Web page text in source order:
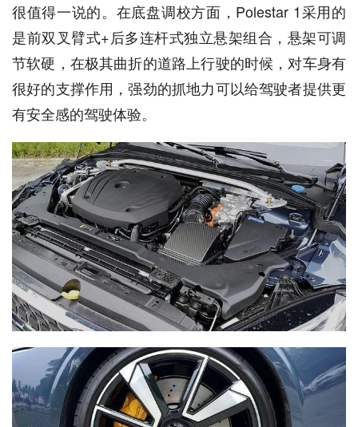
很值得一说的。在底盘调校方面，Polestar 1采用的
是前双叉臂式+后多连杆式独立悬架组合，悬架可调
节软硬，在极其曲折的道路上行驶的时候，对车身有
很好的支撑作用，强劲的抓地力可以给驾驶者提供更
有安全感的驾驶体验。